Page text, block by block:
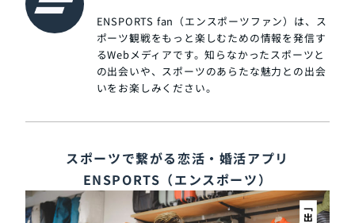
ENSPORTS fan（エンスポーツファン）は、ス
ポーツ観戦をもっと楽しむための情報を発信す
るWebメディアです。知らなかったスポーツと
の出会いや、スポーツのあらたな魅力との出会
いをお楽しみください。
スポーツで繋がる恋活・婚活アプリ
ENSPORTS（エンスポーツ）